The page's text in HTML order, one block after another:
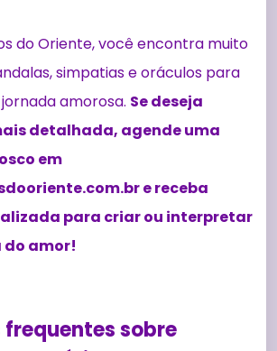
do Oriente, você encontra muito
simpatias e oráculos para
amorosa. Se deseja
detalhada, agende uma
em
e receba
para criar ou interpretar
amor!
sobre